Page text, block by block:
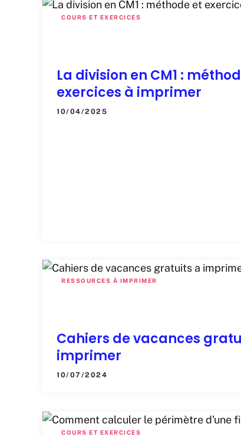
COURS ET EXERCICES
La division en CM1 :
exercices à imprimer
10/04/2025
RESSOURCES À IMPRIMER
Cahiers de vacances
imprimer
10/07/2024
COURS ET EXERCICES